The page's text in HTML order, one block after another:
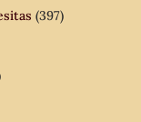
(397)